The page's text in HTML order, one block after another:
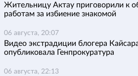
Жительницу Актау приговорили к
работам за избиение знакомой
06 августа, 20:07
Видео экстрадиции блогера
опубликовала Генпрокуратура
06 августа, 22:13